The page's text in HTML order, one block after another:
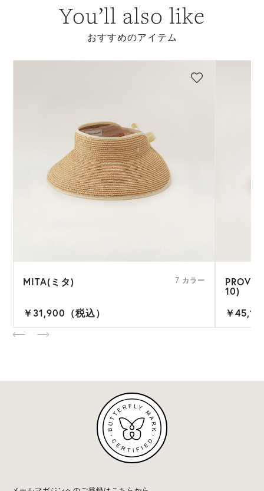
You’ll also like
おすすめのアイテム
MITA(ミタ) 7 カラー
￥31,900（税込）
10)
￥